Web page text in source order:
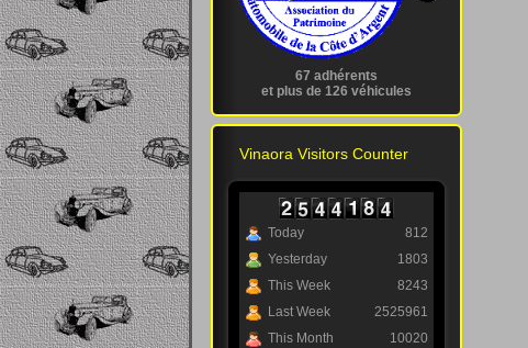
67 adhérents
et plus de 126 véhicules
Vinaora Visitors Counter
Today
Yesterday
This Week
Last Week
This Month
812
1803
8243
2525961
10020